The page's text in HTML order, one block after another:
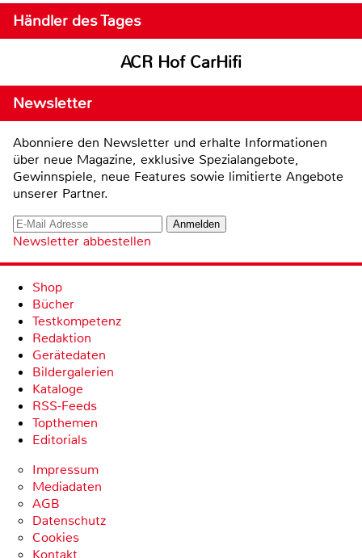
Händler des Tages
ACR Hof CarHifi
Newsletter
Abonniere den Newsletter und erhalte Informationen
über neue Magazine, exklusive Spezialangebote,
Gewinnspiele, neue Features sowie limitierte Angebote
unserer Partner.
Newsletter abbestellen
Shop
Bücher
Testkompetenz
Redaktion
Gerätedaten
Bildergalerien
Kataloge
RSS-Feeds
Topthemen
Editorials
Impressum
Mediadaten
AGB
Datenschutz
Cookies
Kontakt